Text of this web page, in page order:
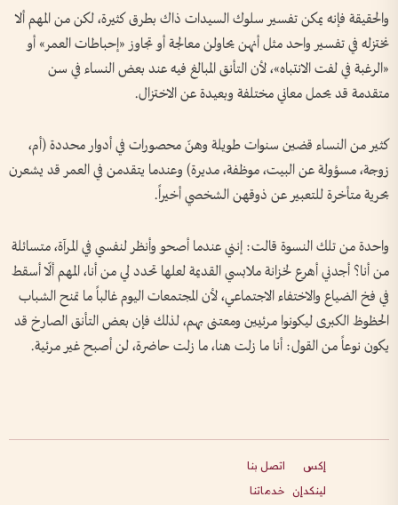
والحقيقة فإنه يمكن تفسير سلوك السيدات ذاك بطرق كثيرة، لكن من المهم ألا
نختزله في تفسير واحد مثل أنهن يحاولن معالجة أو تجاوز «إحباطات العمر» أو
«الرغبة في لفت الانتباه»، لأن التأنق المبالغ فيه عند بعض النساء في سن
متقدمة قد يحمل معاني مختلفة وبعيدة عن الاختزال.
كثير من النساء قضين سنوات طويلة وهنّ محصورات في أدوار محددة (أم،
زوجة، مسؤولة عن البيت، موظفة، مديرة) وعندما يتقدمن في العمر قد يشعرن
بحرية متأخرة للتعبير عن ذوقهن الشخصي أخيراً.
واحدة من تلك النسوة قالت: إنني عندما أصحو وأنظر لنفسي في المرآة، متسائلة
من أنا؟ أجدني أهرع لخزانة ملابسي القديمة لعلها تحدد لي من أنا، المهم ألّا أسقط
في فخ الضياع والاختفاء الاجتماعي، لأن المجتمعات اليوم غالباً ما تمنح الشباب
الحظوظ الكبرى ليكونوا مرئيين ومعتنى بهم، لذلك فإن بعض التأنق الصارخ قد
يكون نوعاً من القول: أنا ما زلت هنا، ما زلت حاضرة، لن أصبح غير مرئية.
إكس
لينكدإن
اتصل بنا
خدماتنا